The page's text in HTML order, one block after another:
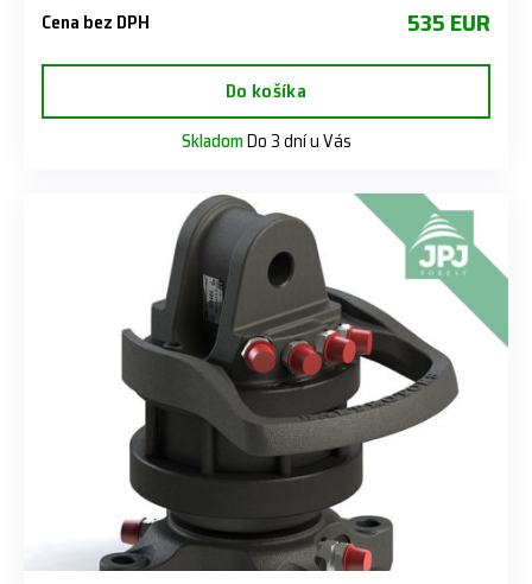
Cena bez DPH 535 EUR
Do košíka
SkladomDo 3 dní u Vás